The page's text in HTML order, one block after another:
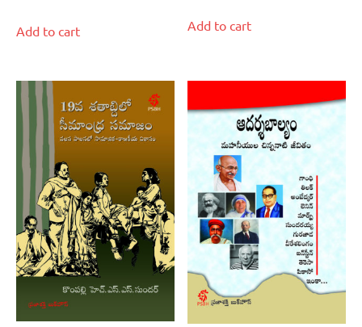
Add to cart Add to cart